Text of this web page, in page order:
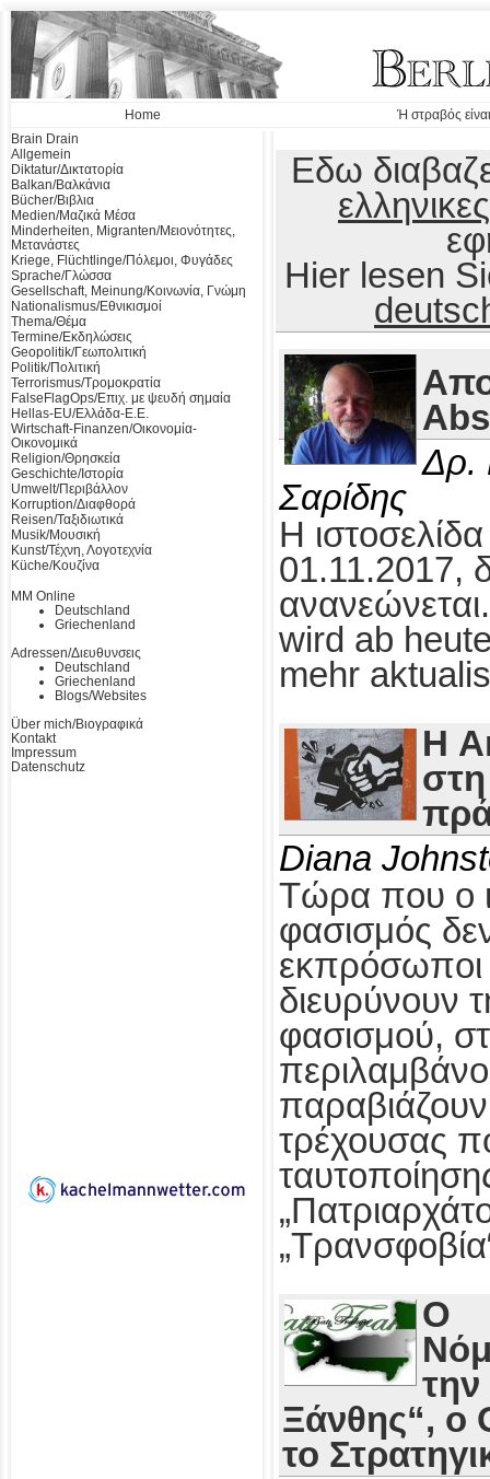
Home
Ή στραβός
Brain Drain
Allgemein
Diktatur/Δικτατορία
Balkan/Βαλκάνια
Bücher/Βιβλια
Medien/Μαζικά Μέσα
Minderheiten, Migranten/Μειονότητες,
Μετανάστες
Kriege, Flüchtlinge/Πόλεμοι, Φυγάδες
Sprache/Γλώσσα
Gesellschaft, Meinung/Κοινωνία, Γνώμη
Nationalismus/Εθνικισμοί
Thema/Θέμα
Termine/Εκδηλώσεις
Geopolitik/Γεωπολιτική
Politik/Πολιτική
Terrorismus/Τρομοκρατία
FalseFlagOps/Επιχ. με ψευδή σημαία
Hellas-EU/Ελλάδα-Ε.Ε.
Wirtschaft-Finanzen/Οικονομία-
Οικονομικά
Religion/Θρησκεία
Geschichte/Ιστορία
Umwelt/Περιβάλλον
Korruption/Διαφθορά
Reisen/Ταξιδιωτικά
Musik/Μουσική
Kunst/Τέχνη, Λογοτεχνία
Küche/Κουζίνα
MM Online
Deutschland
Griechenland
Adressen/Διευθυνσεις
Deutschland
Griechenland
Blogs/Websites
Über mich/Βιογραφικά
Kontakt
Impressum
Datenschutz
Εδω
ελληνικες
Hier lesen
Δρ.
Σαρίδης
Η
01.11.2017,
wird ab
mehr
Η
Diana
Τώρα που ο
φασισμός
εκπρόσωποι
διευρύνουν
φασισμού,
τρέχουσας
Ο
Ξάνθης“, ο
το